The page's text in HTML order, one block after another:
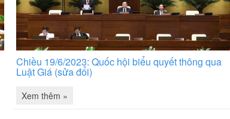
Chiều 19/6/2023: Quốc hội biểu quyết thông qua
Luật Giá (sửa đổi)
Xem thêm »